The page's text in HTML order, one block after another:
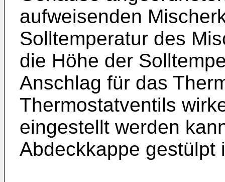
aufweisenden
Solltemperatur des
die Höhe der
Anschlag für das
Thermostatventils
eingestellt werden
Abdeckkappe gestülpt